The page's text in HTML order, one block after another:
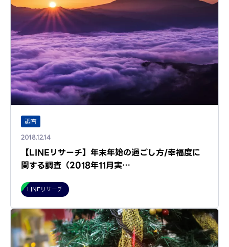
調査
2018.12.14
【LINEリサーチ】年末年始の過ごし方/幸福度に
関する調査（2018年11月実…
LINEリサーチ